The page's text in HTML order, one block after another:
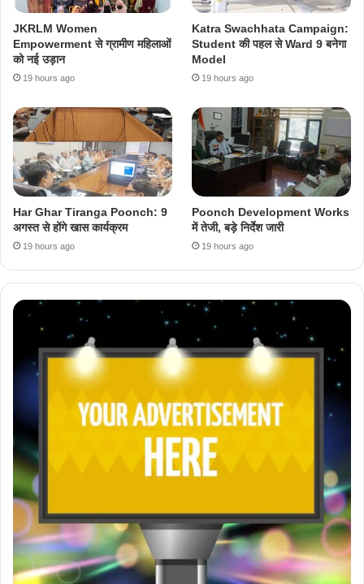
JKRLM Women
Empowerment से ग्रामीण महिलाओं
को नई उड़ान
19 hours ago
Katra Swachhata Campaign:
Student की पहल से Ward 9 बनेगा
Model
19 hours ago
Har Ghar Tiranga Poonch: 9
अगस्त से होंगे खास कार्यक्रम
19 hours ago
Poonch Development Works
में तेजी, बड़े निर्देश जारी
19 hours ago